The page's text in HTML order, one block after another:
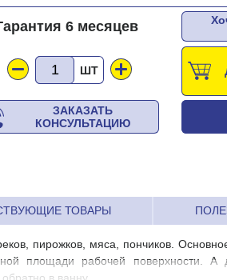
6 месяцев
ШТ
ЗАКАЗАТЬ
КОНСУЛЬТАЦИЮ
ТОВАРЫ
пирожков, мяса, пончиков.
площади рабочей поверхности. А